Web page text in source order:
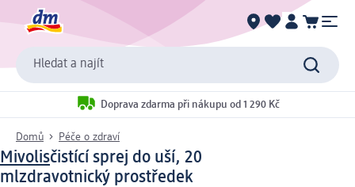
Hledat a najít
Doprava zdarma při nákupu od 1 290 Kč
Domů Péče o zdraví
Mivolisčistící sprej do uší, 20
mlzdravotnický prostředek